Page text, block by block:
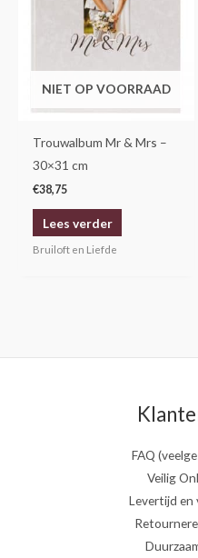
NIET OP VOORRAAD
Trouwalbum Mr & Mrs –
30×31 cm
€38,75
Lees verder
Bruiloft en Liefde
FAQ
Veilig
Levertijd en